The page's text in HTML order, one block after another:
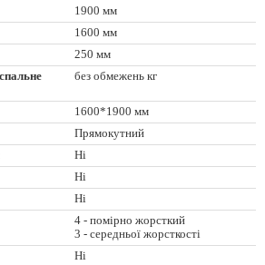
1900 мм
1600 мм
250 мм
без обмежень кг
1600*1900 мм
Прямокутний
Ні
Ні
Ні
4 - помірно жорсткий
3 - середньої жорсткості
Ні